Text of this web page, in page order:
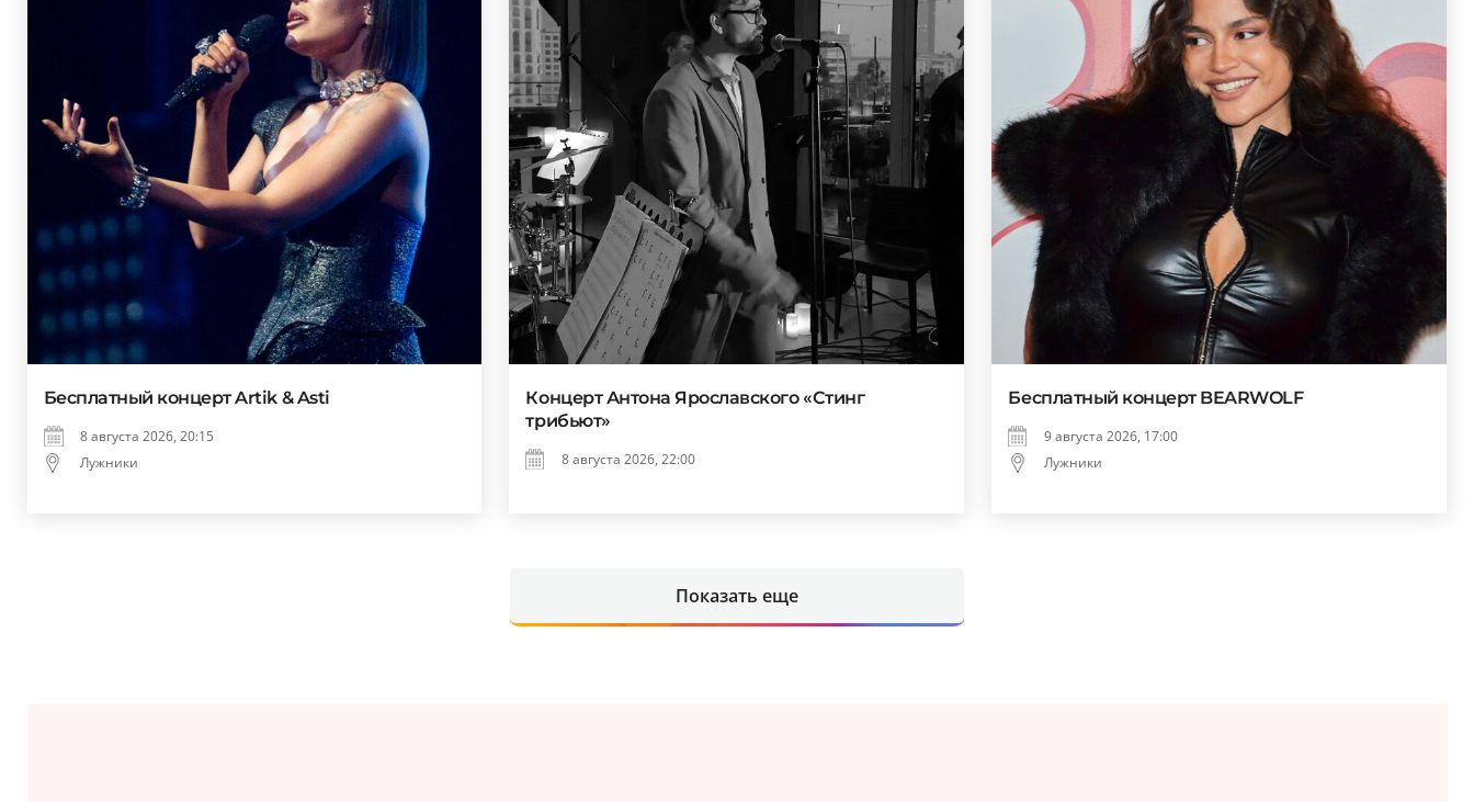
Бесплатный концерт Artik & Asti
8 августа 2026, 20:15
Лужники
Концерт Антона Ярославского «Стинг
трибьют»
8 августа 2026, 22:00
Бесплатный концерт BEARWOLF
9 августа 2026, 17:00
Лужники
Показать еще